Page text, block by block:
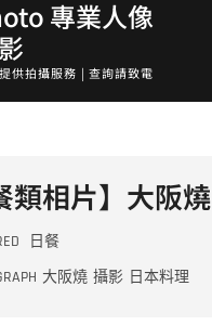
專業人像
供拍攝服務 | 查詢請致電
類相片】大阪燒
日餐
大阪燒 攝影 日本料理